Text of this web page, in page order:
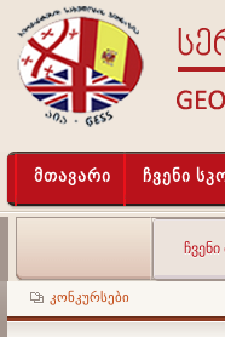
მთავარი ჩვენი
კონკურსები